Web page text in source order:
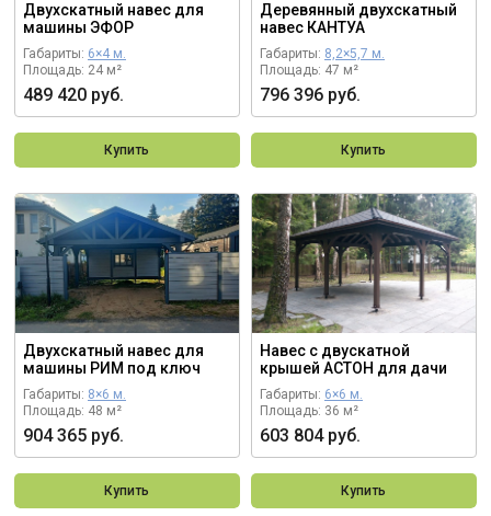
Двухскатный навес для
машины ЭФОР
Габариты: 6×4 м.
Площадь: 24 м²
489 420 руб.
Купить
Деревянный двухскатный
навес КАНТУА
Габариты: 8,2×5,7 м.
Площадь: 47 м²
796 396 руб.
Купить
Двухскатный навес для
машины РИМ под ключ
Габариты: 8×6 м.
Площадь: 48 м²
904 365 руб.
Купить
Навес с двускатной
крышей АСТОН для дачи
Габариты: 6×6 м.
Площадь: 36 м²
603 804 руб.
Купить